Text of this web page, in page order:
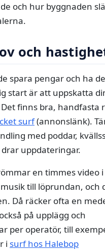
och hur byggnaden
och
spara pengar och ha
start är att uppskatta
finns bra, handfasta
surf(annonslänk).
med poddar,
drar uppdateringar.
en timmes video i
till löprundan, och
Då räcker ofta en
på upplägg och
per operatör, till
i surf hos Halebop